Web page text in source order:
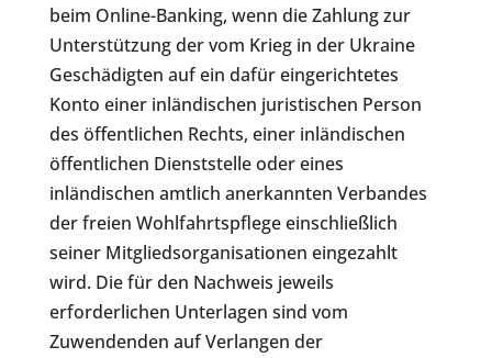
beim Online-Banking, wenn die Zahlung zur
Unterstützung der vom Krieg in der Ukraine
Geschädigten auf ein dafür eingerichtetes
Konto einer inländischen juristischen Person
des öffentlichen Rechts, einer inländischen
öffentlichen Dienststelle oder eines
inländischen amtlich anerkannten Verbandes
der freien Wohlfahrtspflege einschließlich
seiner Mitgliedsorganisationen eingezahlt
wird. Die für den Nachweis jeweils
erforderlichen Unterlagen sind vom
Zuwendenden auf Verlangen der